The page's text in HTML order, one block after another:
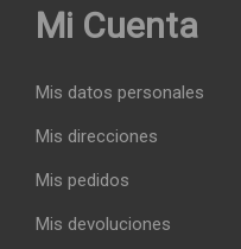
Mi Cuenta
Mis datos personales
Mis direcciones
Mis pedidos
Mis devoluciones